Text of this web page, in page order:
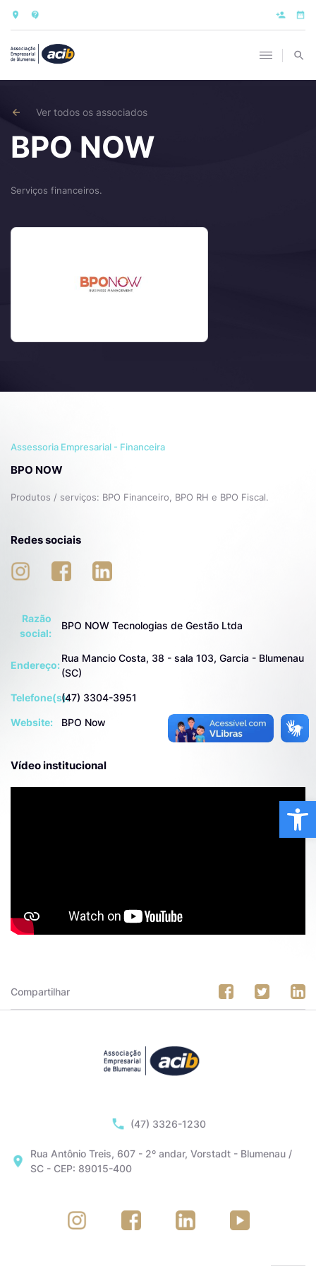
Ver todos os associados
BPO NOW
Serviços financeiros.
Assessoria Empresarial - Financeira
BPO NOW
Produtos / serviços: BPO Financeiro, BPO RH e BPO Fiscal.
Redes sociais
Razão
social:
BPO NOW Tecnologias de Gestão Ltda
Endereço:
Rua Mancio Costa, 38 - sala 103, Garcia - Blumenau
(SC)
Telefone(s):(47) 3304-3951
Website: BPO Now
Vídeo institucional
Compartilhar
(47) 3326-1230
Rua Antônio Treis, 607 - 2º andar, Vorstadt - Blumenau /
SC - CEP: 89015-400